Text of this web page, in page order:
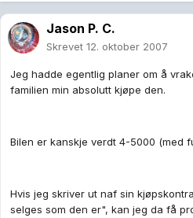
Jason P. C.
Skrevet 12. oktober 2007
Jeg hadde egentlig planer om å
familien min absolutt kjøpe den.
Bilen er kanskje verdt 4-5000 (med
Hvis jeg skriver ut naf sin
selges som den er", kan jeg da få